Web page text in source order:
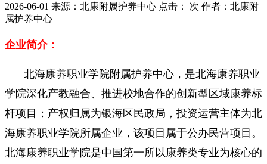
2026-06-01 来源：北康附属护养中心 点击： 次 作者：北康附
属护养中心
企业简介：
北海康养职业学院附属护养中心，是北海康养职业
学院深化产教融合、推进校地合作的创新型区域康养标
杆项目；产权归属为银海区民政局，投资运营主体为北
海康养职业学院所属企业，该项目属于公办民营项目。
北海康养职业学院是中国第一所以康养类专业为核心的